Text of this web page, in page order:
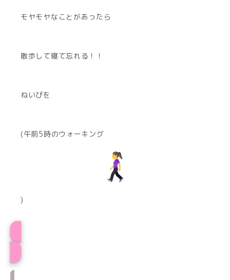
モヤモヤなことがあったら
散歩して寝て忘れる！！
ねいぴを
(午前5時のウォーキング
)